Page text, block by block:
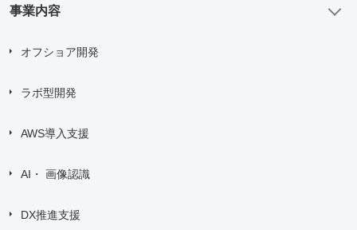
事業内容
オフショア開発
ラボ型開発
AWS導入支援
AI・ 画像認識
DX推進支援